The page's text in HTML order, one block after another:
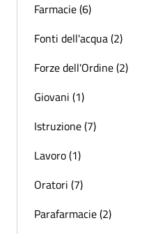
Farmacie (6)
Fonti dell'acqua (2)
Forze dell'Ordine (2)
Giovani (1)
Istruzione (7)
Lavoro (1)
Oratori (7)
Parafarmacie (2)